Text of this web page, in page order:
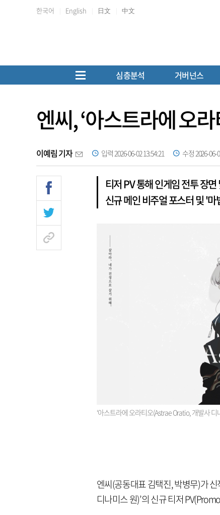
한국어 English 日文 中文
심층분석 거버넌스
엔씨, ‘아스트라에 오
이예림 기자 입력 2026-06-02 13:54:21 수정 2026-06-
티저 PV 통해 인게임 전투 장
신규 메인 비주얼 포스터 및 '
‘아스트라에 오라티오(Astrae Oratio, 개발사
엔씨(공동대표 김택진, 박병무)가
디나미스 원)’의 신규 티저